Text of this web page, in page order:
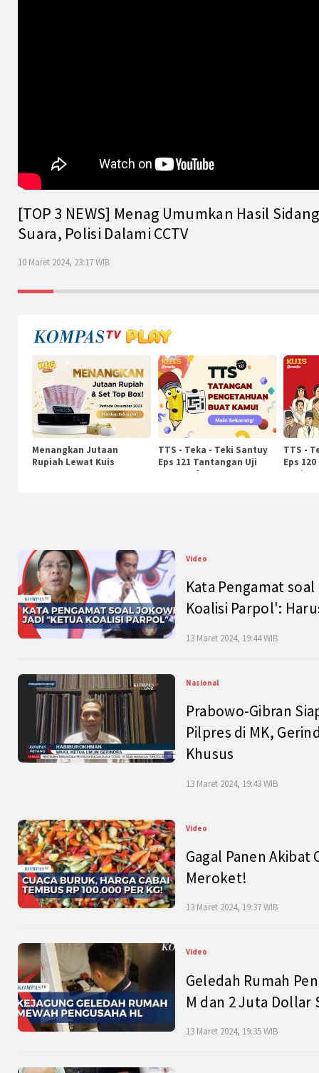
[TOP 3 NEWS] Menag Umumkan Hasil
Suara, Polisi Dalami CCTV
10 Maret 2024, 23:17 WIB
Menangkan Jutaan
Rupiah Lewat Kuis
TTS - Teka - Teki Santuy
Eps 121 Tantangan Uji
Pengetahuan
TTS -
Eps
Video
Kata Pengamat
Koalisi Parpol':
13 Maret 2024, 19:44 WIB
Nasional
Prabowo-Gibran
Pilpres di MK,
Khusus
13 Maret 2024, 19:43 WIB
Video
Gagal Panen Akibat
Meroket!
13 Maret 2024, 19:37 WIB
Video
Geledah Rumah
M dan 2 Juta Dollar
13 Maret 2024, 19:35 WIB